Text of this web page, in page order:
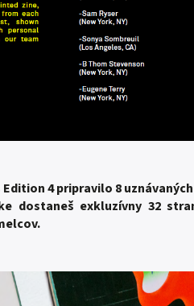
4 pripravilo 8
dostaneš exkluzívny 32